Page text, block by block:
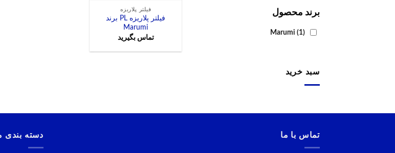
برند محصول
Marumi (1)
سبد خرید
فیلتر پلاریزه
فیلتر پلاریزه PL برند
Marumi
تماس بگیرید
تماس با ما دسته بندی